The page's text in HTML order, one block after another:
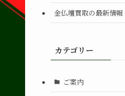
金仏壇買取の最新情報
カテゴリー
ご案内